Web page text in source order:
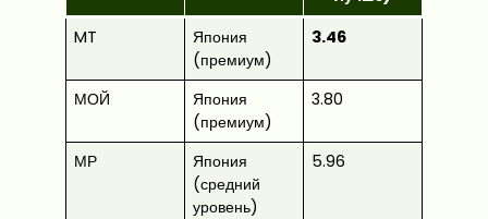
MT
Япония
(премиум)
3.46
МОЙ
Япония
(премиум)
3.80
МР
Япония
(средний
уровень)
5.96